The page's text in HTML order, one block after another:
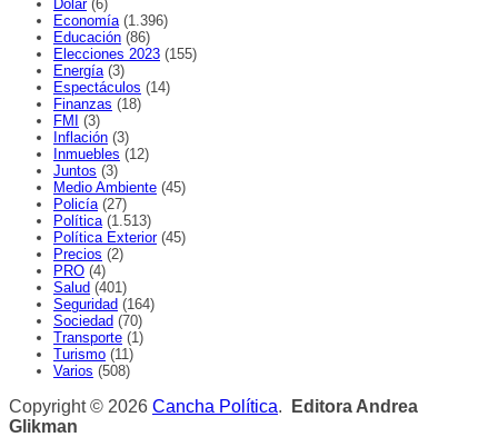
Dólar(6)
Economía (1.396)
Educación (86)
Elecciones 2023 (155)
Energía (3)
Espectáculos (14)
Finanzas (18)
FMI
(3)
Inflación (3)
Inmuebles (12)
Juntos (3)
Medio Ambiente (45)
Policía (27)
Política (1.513)
Política Exterior(45)
Precios (2)
PRO (4)
Salud (401)
Seguridad (164)
Sociedad (70)
Transporte (1)
Turismo (11)
Varios (508)
Copyright © 2026 Cancha Política.
Editora Andrea
Glikman